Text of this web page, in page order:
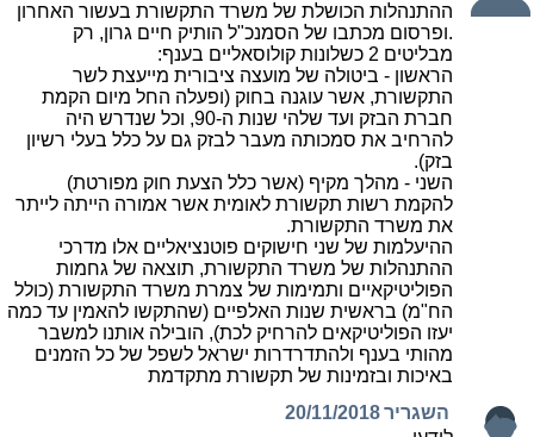
ההתנהלות הכושלת של משרד התקשורת בעשור האחרון
.ופרסום מכתבו של הסמנכ"ל הותיק חיים גרון, רק
מבליטים 2 כשלונות קולוסאליים בענף:
הראשון - ביטולה של מועצה ציבורית מייעצת לשר
התקשורת, אשר עוגנה בחוק (ופעלה החל מיום הקמת
חברת הבזק ועד שלהי שנות ה-90, וכל שנדרש היה
להרחיב את סמכותה מעבר לבזק גם על כלל בעלי רשיון
בזק).
השני - מהלך מקיף (אשר כלל הצעת חוק מפורטת)
להקמת רשות תקשורת לאומית אשר אמורה הייתה לייתר
את משרד התקשורת.
ההיעלמות של שני חישוקים פוטנציאליים אלו מדרכי
ההתנהלות של משרד התקשורת, תוצאה של גחמות
הפוליטיקאיים ותמימות של צמרת משרד התקשורת (כולל
הח"מ) בראשית שנות האלפיים (שהתקשו להאמין עד כמה
יעזו הפוליטיקאים להרחיק לכת), הובילה אותנו למשבר
מהותי בענף ולהתדרדרות ישראל לשפל של כל הזמנים
באיכות ובזמינות של תקשורת מתקדמת
השגריר20/11/2018